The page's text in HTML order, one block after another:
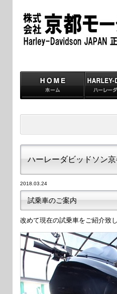
ハーレーダビッドソン
2018.03.24
試乗車のご案内
改めて現在の試乗車をご紹介致し